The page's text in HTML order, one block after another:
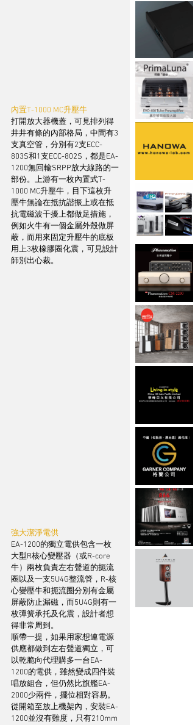
內置T-1000 MC升壓牛
打開放大器機蓋，可見排列得
井井有條的內部格局，中間有3
支真空管，分別有2支ECC-
803S和1支ECC-802S，都是EA-
1200無回輸SRPP放大線路的一
部份。上游有一枚內置式T-
1000 MC升壓牛，目下這枚升
壓牛無論在抵抗諧振上或在抵
抗電磁波干擾上都做足措施，
例如火牛有一個金屬外殼做屏
蔽，而用來固定升壓牛的底板
用上3枚橡膠圈化震，可見設計
師別出心裁。
強大潔淨電供
EA-1200的獨立電供包含一枚
大型R核心變壓器（或R-core
牛）兩枚負責左右聲道的扼流
圈以及一支5U4G整流管，R-核
心變壓牛和扼流圈分別有金屬
屏蔽防止漏磁，而5U4G則有一
枚彈簧承托及化震，設計者想
得非常周到。
順帶一提，如果用家想連電源
供應都做到左右聲道獨立，可
以乾脆向代理購多一台EA-
1200的電供，雖然變成四件裝
唱放組合，但仍然比旗艦EA-
2000少兩件，擺位相對容易。
從開箱至放上機架內，安裝EA-
1200並沒有難度，只有210mm